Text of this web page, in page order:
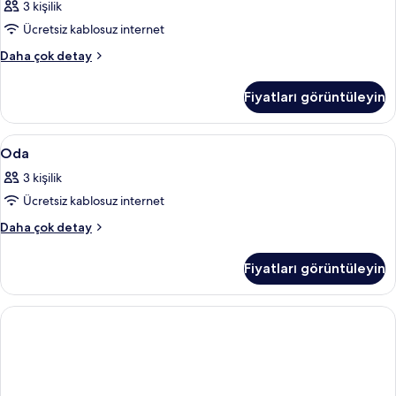
tüm
fotoğrafları
görün
3 kişilik
Ücretsiz kablosuz internet
Daha çok detay
Oda
detay
Fiyatları görüntüleyin
Oda
için
tüm
fotoğrafları
görün
Frette Italian çarşaf takımı, anti
15
Oda
3 kişilik
Ücretsiz kablosuz internet
Daha çok detay
Oda
detay
Fiyatları görüntüleyin